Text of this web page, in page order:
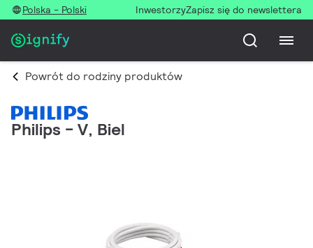
Polska - Polski InwestorzyZapisz się do newslettera
Powrót do rodziny produktów
Philips - V, Biel